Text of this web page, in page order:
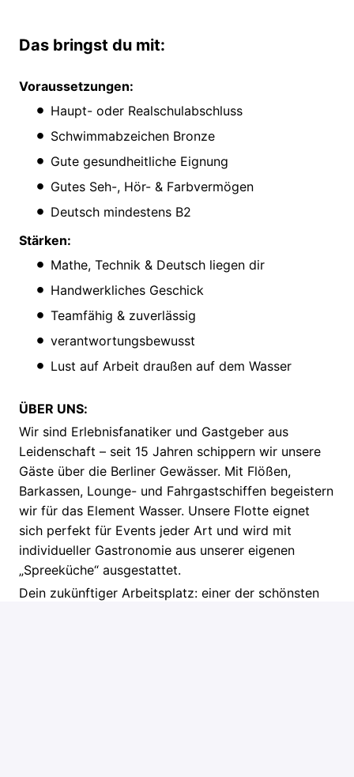
Das bringst du mit:
Voraussetzungen:
Haupt- oder Realschulabschluss
Schwimmabzeichen Bronze
Gute gesundheitliche Eignung
Gutes Seh-, Hör- & Farbvermögen
Deutsch mindestens B2
Stärken:
Mathe, Technik & Deutsch liegen dir
Handwerkliches Geschick
Teamfähig & zuverlässig
verantwortungsbewusst
Lust auf Arbeit draußen auf dem Wasser
ÜBER UNS:
Wir sind Erlebnisfanatiker und Gastgeber aus
Leidenschaft – seit 15 Jahren schippern wir unsere
Gäste über die Berliner Gewässer. Mit Flößen,
Barkassen, Lounge- und Fahrgastschiffen begeistern
wir für das Element Wasser. Unsere Flotte eignet
sich perfekt für Events jeder Art und wird mit
individueller Gastronomie aus unserer eigenen
„Spreeküche“ ausgestattet.
Dein zukünftiger Arbeitsplatz: einer der schönsten